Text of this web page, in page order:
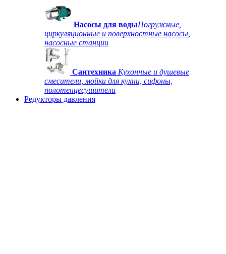
Насосы для водыПогружные,
циркуляционные и поверхностные насосы,
насосные станции
Сантехника Кухонные и душевые
смесители, мойки для кухни, сифоны,
полотенцесушители
Редукторы давления